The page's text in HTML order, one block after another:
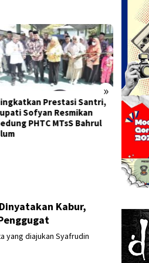
»
Prestasi Santri,
Sofyan Resmikan
PHTC MTsS Bahrul
Kota
dan
Kabur,
yang diajukan Syafrudin